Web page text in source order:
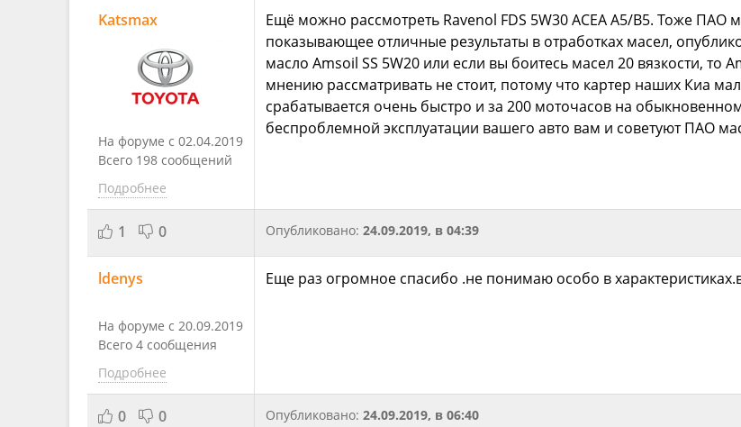
Katsmax
На форуме с 02.04.2019
Всего 198 сообщений
Подробнее
Ещё можно рассмотреть Ravenol FDS 5W30 ACEA A5/B5. Тоже ПАО
показывающее отличные результаты в отработках масел,
масло Amsoil SS 5W20 или если вы боитесь масел 20 вязкости,
мнению рассматривать не стоит, потому что картер наших Киа
срабатывается очень быстро и за 200 моточасов на
беспроблемной эксплуатации вашего авто вам и советуют ПАО
1 0 Опубликовано: 24.09.2019, в 04:39
ldenys
На форуме с 20.09.2019
Всего 4 сообщения
Подробнее
Еще раз огромное спасибо .не понимаю особо в
0 0 Опубликовано: 24.09.2019, в 06:40